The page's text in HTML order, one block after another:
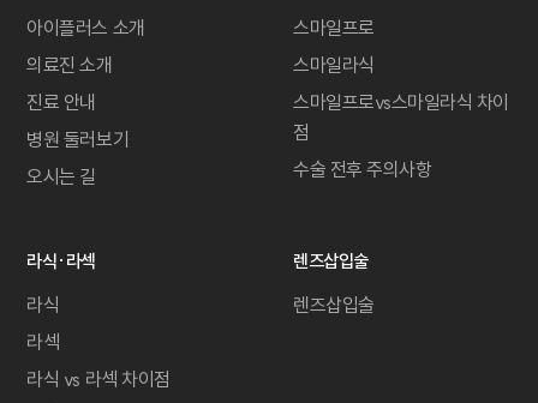
아이플러스 소개
의료진 소개
진료 안내
병원 둘러보기
오시는 길
스마일프로
스마일라식
스마일프로vs스마일라식 차이
점
수술 전후 주의사항
라식·라섹
라식
라섹
라식 vs 라섹 차이점
렌즈삽입술
렌즈삽입술